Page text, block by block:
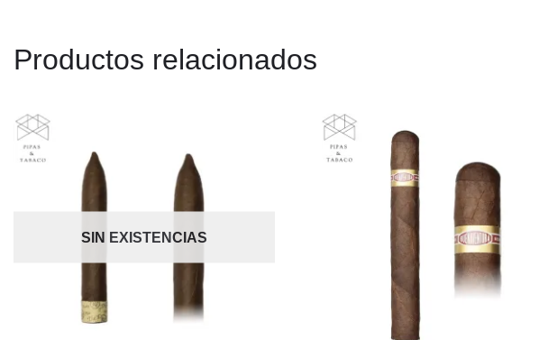
Productos relacionados
SIN EXISTENCIAS